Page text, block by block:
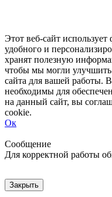
Этот веб-сайт
удобного и
хранят полезную
чтобы мы могли улучшить
сайта для вашей работы.
необходимы для
на данный сайт, вы
cookie.
Ок
Сообщение
Для корректной работы
Закрыть